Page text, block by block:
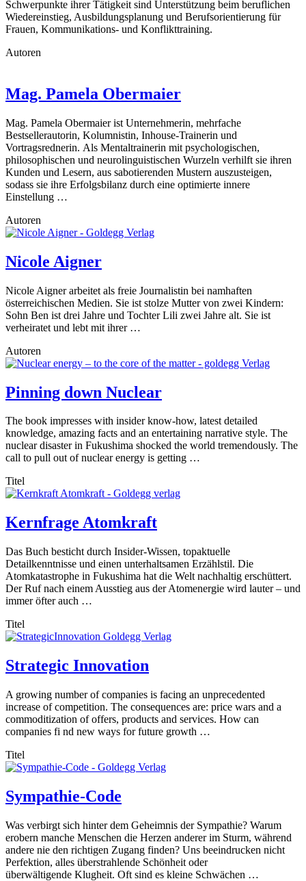
Schwerpunkte ihrer Tätigkeit sind Unterstützung beim beruflichen
Wiedereinstieg, Ausbildungsplanung und Berufsorientierung für
Frauen, Kommunikations- und Konflikttraining.
Autoren
Mag. Pamela Obermaier
Mag. Pamela Obermaier ist Unternehmerin, mehrfache
Bestsellerautorin, Kolumnistin, Inhouse-Trainerin und
Vortragsrednerin. Als Mentaltrainerin mit psychologischen,
philosophischen und neurolinguistischen Wurzeln verhilft sie ihren
Kunden und Lesern, aus sabotierenden Mustern auszusteigen,
sodass sie ihre Erfolgsbilanz durch eine optimierte innere
Einstellung …
Autoren
Nicole Aigner
Nicole Aigner arbeitet als freie Journalistin bei namhaften
österreichischen Medien. Sie ist stolze Mutter von zwei Kindern:
Sohn Ben ist drei Jahre und Tochter Lili zwei Jahre alt. Sie ist
verheiratet und lebt mit ihrer …
Autoren
Pinning down Nuclear
The book impresses with insider know-how, latest detailed
knowledge, amazing facts and an entertaining narrative style. The
nuclear disaster in Fukushima shocked the world tremendously. The
call to pull out of nuclear energy is getting …
Titel
Kernfrage Atomkraft
Das Buch besticht durch Insider-Wissen, topaktuelle
Detailkenntnisse und einen unterhaltsamen Erzählstil. Die
Atomkatastrophe in Fukushima hat die Welt nachhaltig erschüttert.
Der Ruf nach einem Ausstieg aus der Atomenergie wird lauter – und
immer öfter auch …
Titel
Strategic Innovation
A growing number of companies is facing an unprecedented
increase of competition. The consequences are: price wars and a
commoditization of offers, products and services. How can
companies fi nd new ways for future growth …
Titel
Sympathie-Code
Was verbirgt sich hinter dem Geheimnis der Sympathie? Warum
erobern manche Menschen die Herzen anderer im Sturm, während
andere nie den richtigen Zugang finden? Uns beeindrucken nicht
Perfektion, alles überstrahlende Schönheit oder
überwältigende Klugheit. Oft sind es kleine Schwächen …